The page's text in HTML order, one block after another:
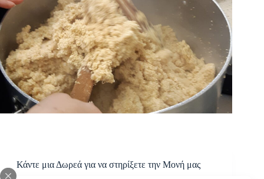
Κάντε μια Δωρεά για να στηρίξετε την Μονή μας